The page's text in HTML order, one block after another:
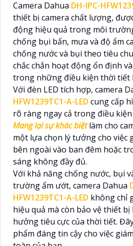
Camera Dahua DH-IPC-
thiết bị camera chất lượng,
động hiệu quả trong môi
chống bụi bẩn, mưa và độ ẩm
chống nước và bụi theo tiêu
chắc chắn hoạt động ổn định
trong những điều kiện thời tiết
Với đèn LED tích hợp, camera
HFW1239TC1-A-LED cung cấp
rõ ràng ngay cả trong điều kiện
Mang lại sự khác biệtlàm cho
một lựa chọn lý tưởng cho việc
bên ngoài vào ban đêm hoặc
sáng không đầy đủ.
Với khả năng chống nước, bụi
trường ẩm ướt, camera Dahua
HFW1239TC1-A-LED không chỉ
hiệu quả mà còn bảo vệ thiết
hưởng tiêu cực của thời tiết.
phẩm đáng tin cậy cho việc